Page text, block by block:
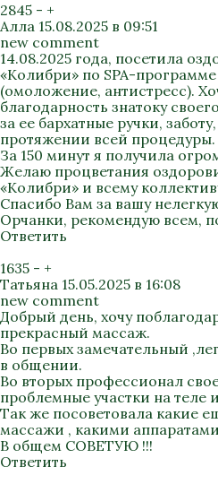
2845 - +
Алла 15.08.2025 в 09:51
new comment
14.08.2025 года, посетила
«Колибри» по SPA-
(омоложение, антистресс).
благодарность знатоку
за ее бархатные ручки,
протяжении всей процедуры.
За 150 минут я получила
Желаю процветания
«Колибри» и всему
Спасибо Вам за вашу
Орчанки, рекомендую всем,
Ответить
1635 - +
Татьяна 15.05.2025 в 16:08
new comment
Добрый день, хочу
прекрасный массаж.
Во первых замечательный
в общении.
Во вторых профессионал
проблемные участки на теле
Так же посоветовала какие
массажи , какими
В общем СОВЕТУЮ !!!
Ответить